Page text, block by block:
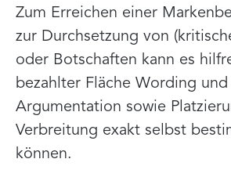
Zum Erreichen einer
zur Durchsetzung von
oder Botschaften kann es
bezahlter Fläche Wording und
Argumentation sowie
Verbreitung exakt selbst
können.